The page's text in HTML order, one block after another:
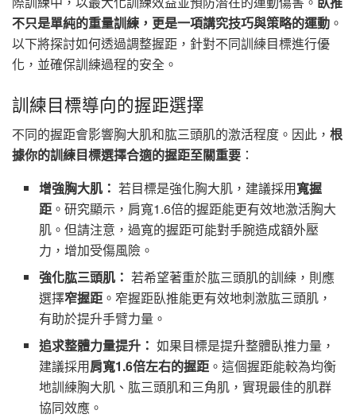
不只是單純的重量訓練，更是一項講究技巧與策略的運動 。
以下將探討如何透過調整握距，針對不同訓練目標進行優
化，並確保訓練過程的安全。
訓練目標導向的握距選擇
不同的握距會影響胸大肌和肱三頭肌的激活程度。因此， 根
據你的訓練目標選擇合適的握距至關重要 ：
增強胸大肌： 若目標是強化胸大肌，建議採用寬握
距 。研究顯示，肩寬1.6倍的握距能更有效地激活胸大
肌。但請注意，過寬的握距可能對手腕造成額外壓
力，增加受傷風險。
強化肱三頭肌： 若希望著重於肱三頭肌的訓練，則應
選擇窄握距 。窄握距臥推能更有效地刺激肱三頭肌，
有助於提升手臂力量。
追求整體力量提升： 如果目標是提升整體臥推力量，
建議採用肩寬1.6倍左右的握距 。這個握距能較為均衡
地訓練胸大肌、肱三頭肌和三角肌，實現最佳的肌群
協同效應。